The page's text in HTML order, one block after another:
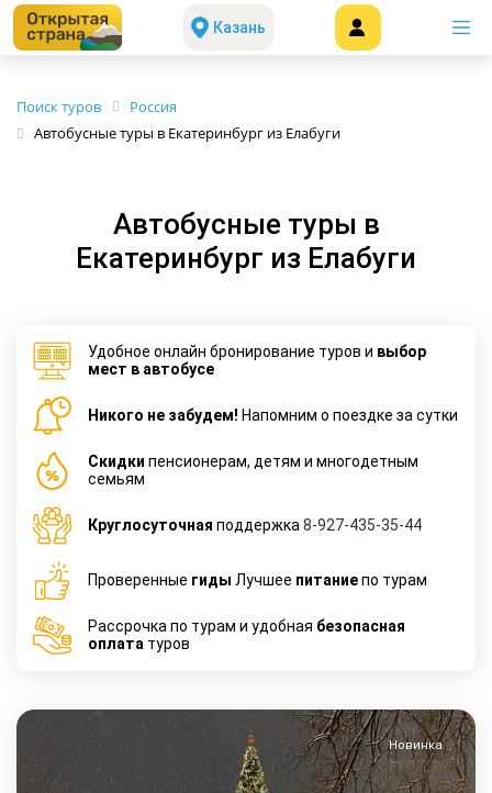
Казань
Поиск туров
Россия
Автобусные туры в Екатеринбург из Елабуги
Автобусные туры в
Екатеринбург из Елабуги
Удобное онлайн бронирование туров и выбор
мест в автобусе
Никого не забудем! Напомним о поездке за сутки
Cкидки пенсионерам, детям и многодетным
семьям
Круглосуточная поддержка 8-927-435-35-44
Проверенные гиды Лучшее питаниепо турам
Рассрочка по турам и удобная безопасная
оплата туров
Новинка